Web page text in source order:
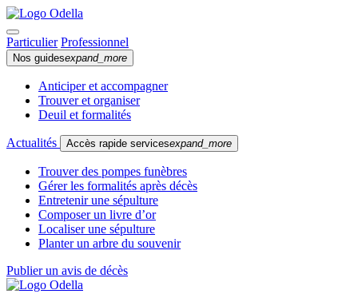
Particulier Professionnel
Nos guidesexpand_more
Anticiper et accompagner
Trouver et organiser
Deuil et formalités
Actualités Accès rapide servicesexpand_more
Trouver des pompes funèbres
Gérer les formalités après décès
Entretenir une sépulture
Composer un livre d’or
Localiser une sépulture
Planter un arbre du souvenir
Publier un avis de décès